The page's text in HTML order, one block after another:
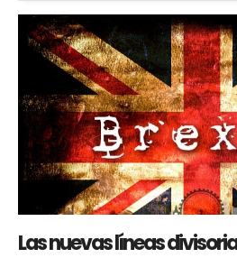
Las nuevas líneas